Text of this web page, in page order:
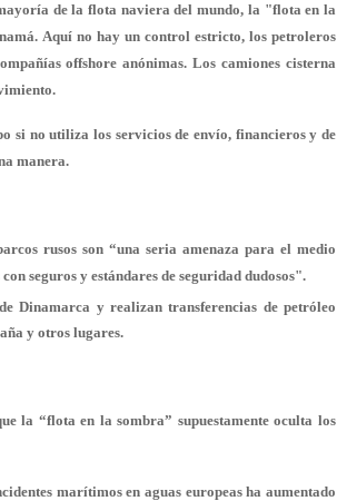
de la flota naviera del mundo, la "flota en la
Aquí no hay un control estricto, los petroleros
offshore anónimas. Los camiones cisterna
si no utiliza los servicios de envío, financieros y de
manera.
rusos son “una seria amenaza para el medio
seguros y estándares de seguridad dudosos".
Dinamarca y realizan transferencias de petróleo
y otros lugares.
la “flota en la sombra” supuestamente oculta los
marítimos en aguas europeas ha aumentado